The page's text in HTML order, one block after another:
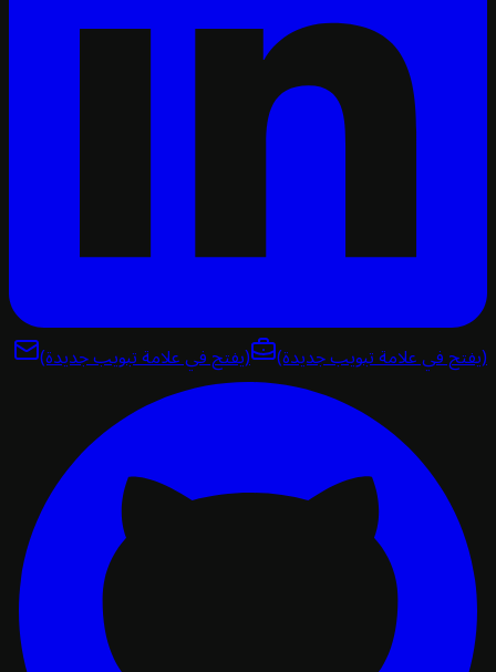
في علامة تبويب جديدة) (يفتح في علامة تبويب جديدة)